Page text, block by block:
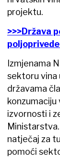
projektu.
>>>Država
Izmjenama
sektoru vina
državama
izvornosti i
natječaj za
pomoći